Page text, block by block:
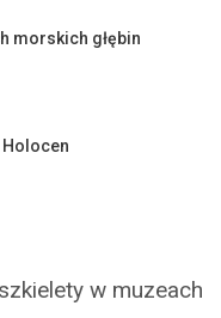
morskich głębin
w muzeach